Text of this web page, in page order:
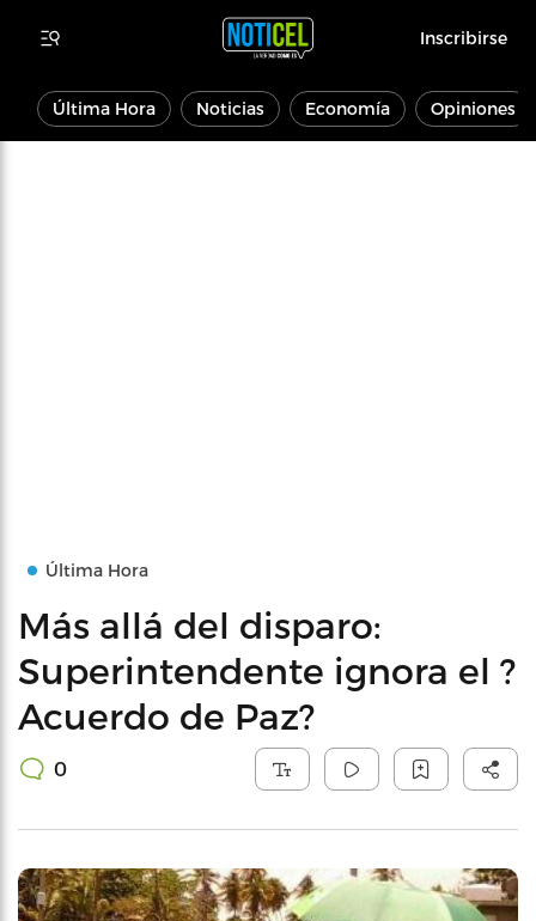
Inscribirse
Última Hora Noticias Economía Opiniones
Última Hora
Más allá del disparo:
Superintendente ignora el ?
Acuerdo de Paz?
0